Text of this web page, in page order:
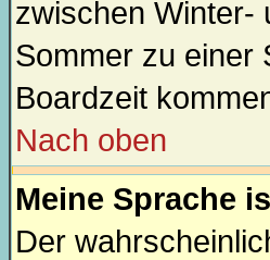
zwischen Winter-
Sommer zu einer
Boardzeit
Nach oben
Meine Sprache
Der